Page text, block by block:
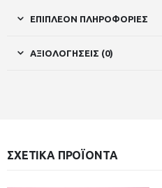
ΕΠΙΠΛΈΟΝ ΠΛΗΡΟΦΟΡΊΕΣ
ΑΞΙΟΛΟΓΉΣΕΙΣ (0)
ΣΧΕΤΙΚΆ ΠΡΟΪΌΝΤΑ